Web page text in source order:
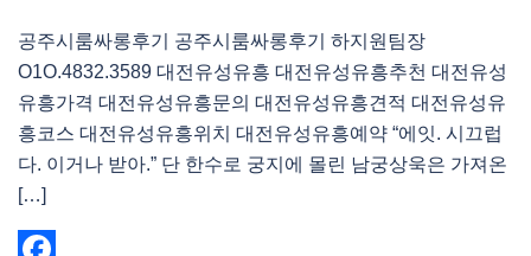
공주시룸싸롱후기 공주시룸싸롱후기 하지원팀장
O1O.4832.3589 대전유성유흥 대전유성유흥추천 대전유성
유흥가격 대전유성유흥문의 대전유성유흥견적 대전유성유
흥코스 대전유성유흥위치 대전유성유흥예약 “에잇. 시끄럽
다. 이거나 받아.” 단 한수로 궁지에 몰린 남궁상욱은 가져온
[…]